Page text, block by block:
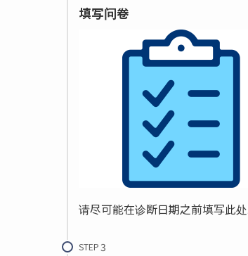
填写问卷
请尽可能在诊断日期之前填写此处
STEP